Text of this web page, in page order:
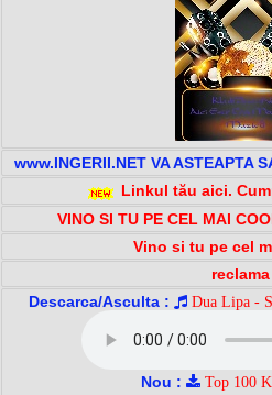
www.INGERII.NET VA ASTEAPTA
Linkul tău aici.
VINO SI TU PE CEL MAI
Vino si tu pe cel
reclama
Descarca/Asculta :
Dua Lipa -
Nou : Top 100